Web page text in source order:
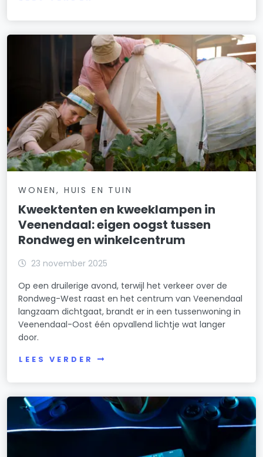
WONEN, HUIS EN TUIN
Kweektenten en kweeklampen in
Veenendaal: eigen oogst tussen
Rondweg en winkelcentrum
23 november 2025
Op een druilerige avond, terwijl het verkeer over de
Rondweg-West raast en het centrum van Veenendaal
langzaam dichtgaat, brandt er in een tussenwoning in
Veenendaal-Oost één opvallend lichtje wat langer
door.
LEES VERDER